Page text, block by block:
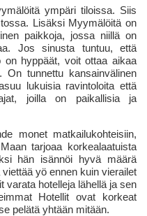
ympäri tiloissa. Siis
Lisäksi Myymälöitä on
paikkoja, jossa niillä on
Jos sinusta tuntuu, että
on hyppäät, voit ottaa aikaa
tunnettu kansainvälinen
lukuisia ravintoloita että
joilla on paikallisia ja
monet matkailukohteisiin,
tarjoaa korkealaatuista
hän isännöi hyvä määrä
yö ennen kuin vierailet
varata hotelleja lähellä ja sen
Hotellit ovat korkeat
pelätä yhtään mitään.